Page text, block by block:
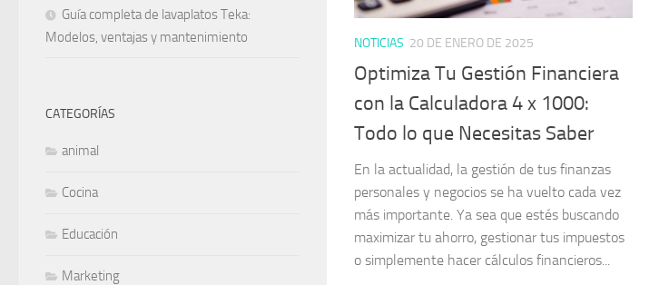
NOTICIAS 20 DE ENERO DE 2025
Optimiza Tu Gestión Financiera
con la Calculadora 4 x 1000:
Todo lo que Necesitas Saber
En la actualidad, la gestión de tus finanzas
personales y negocios se ha vuelto cada vez
más importante. Ya sea que estés buscando
maximizar tu ahorro, gestionar tus impuestos
o simplemente hacer cálculos financieros...
Guía completa de lavaplatos Teka:
Modelos, ventajas y mantenimiento
CATEGORÍAS
animal
Cocina
Educación
Marketing